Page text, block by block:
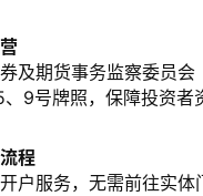
及期货事务监察委员会
9号牌照，保障投资者
程
户服务，无需前往实体